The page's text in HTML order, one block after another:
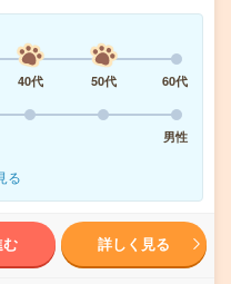
40代 50代
60代
男性
る
む 詳しく見る